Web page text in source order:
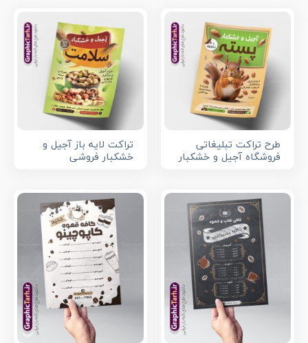
طرح تراکت تبلیغاتی
فروشگاه آجیل و خشکبار
تراکت لایه باز آجیل و
خشکبار فروشی